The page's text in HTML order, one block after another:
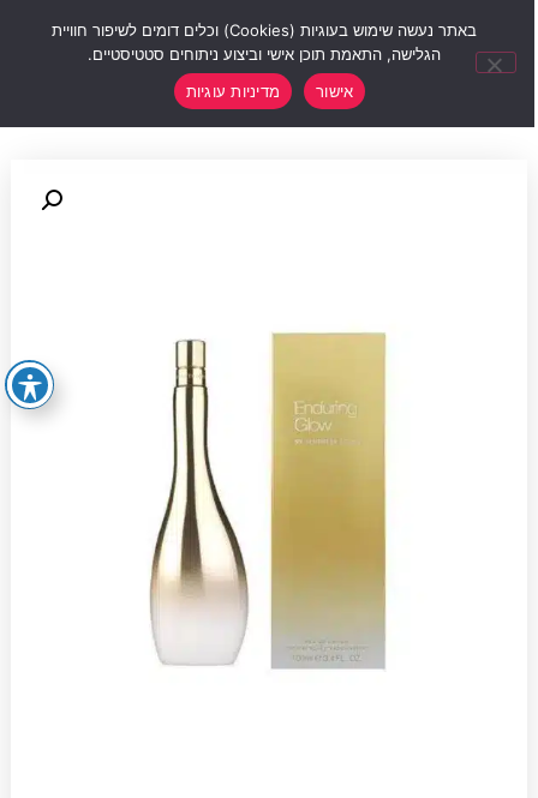
באתר נעשה שימוש בעוגיות (Cookies) וכלים דומים לשיפור חוויית
הגלישה, התאמת תוכן אישי וביצוע ניתוחים סטטיסטיים.
אישור
מדיניות עוגיות